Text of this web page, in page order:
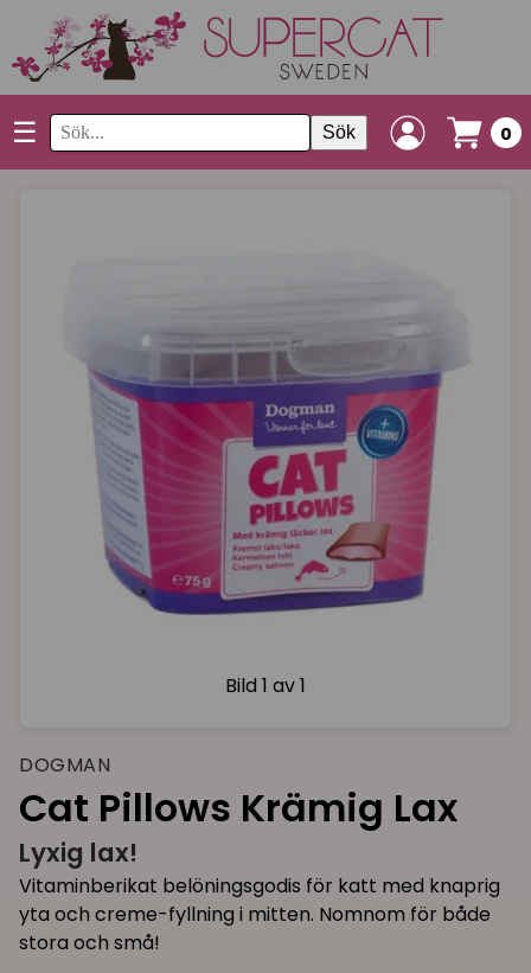
☰ Sök 0
Bild 1 av 1
DOGMAN
Cat Pillows Krämig Lax
Lyxig lax!
Vitaminberikat belöningsgodis för katt med knaprig
yta och creme-fyllning i mitten. Nomnom för både
stora och små!